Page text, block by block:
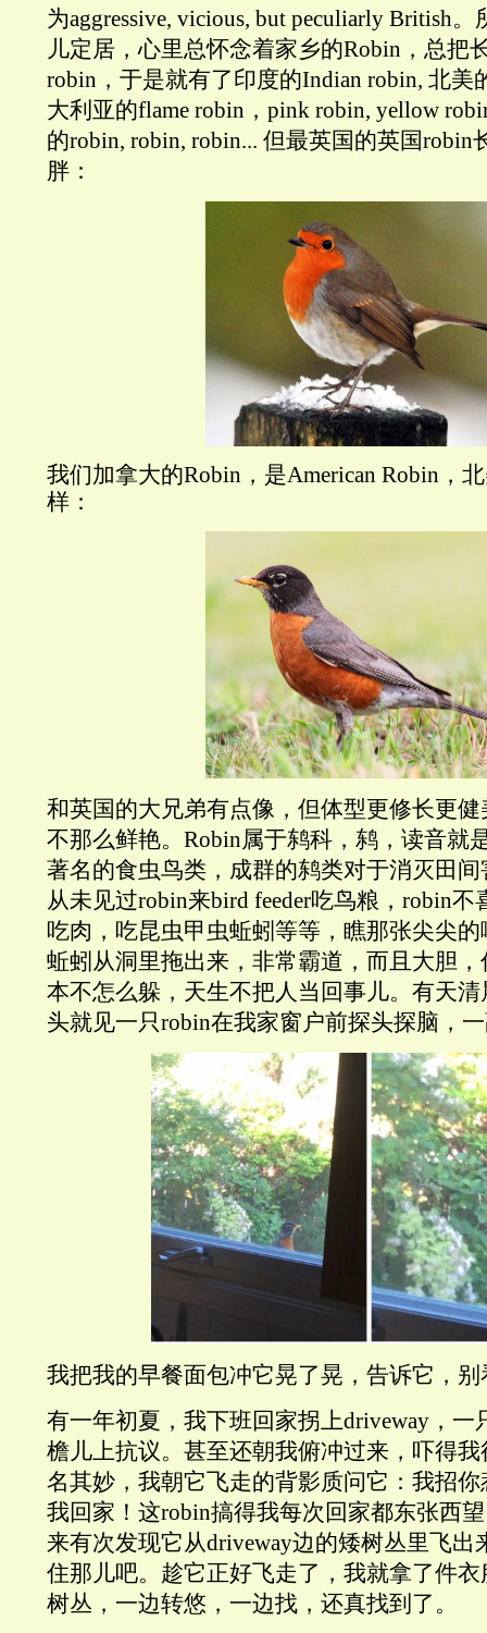
为aggressive, vicious, but peculiarly British
儿定居，心里总怀念着家乡的Robin，总把
robin，于是就有了印度的Indian robin, 北美
大利亚的flame robin，pink robin, yellow
的robin, robin, robin... 但最英国的英国robin
胖：
我们加拿大的Robin，是American Robin，
样：
和英国的大兄弟有点像，但体型更修长更
不那么鲜艳。Robin属于鸫科，鸫，读音就
著名的食虫鸟类，成群的鸫类对于消灭田
从未见过robin来bird feeder吃鸟粮，robin
吃肉，吃昆虫甲虫蚯蚓等等，瞧那张尖尖
蚯蚓从洞里拖出来，非常霸道，而且大胆
本不怎么躲，天生不把人当回事儿。有天
头就见一只robin在我家窗户前探头探脑，
我把我的早餐面包冲它晃了晃，告诉它，
有一年初夏，我下班回家拐上driveway，一
檐儿上抗议。甚至还朝我俯冲过来，吓得
名其妙，我朝它飞走的背影质问它：我招
我回家！这robin搞得我每次回家都东张西
来有次发现它从driveway边的矮树丛里飞出
住那儿吧。趁它正好飞走了，我就拿了件
树丛，一边转悠，一边找，还真找到了。